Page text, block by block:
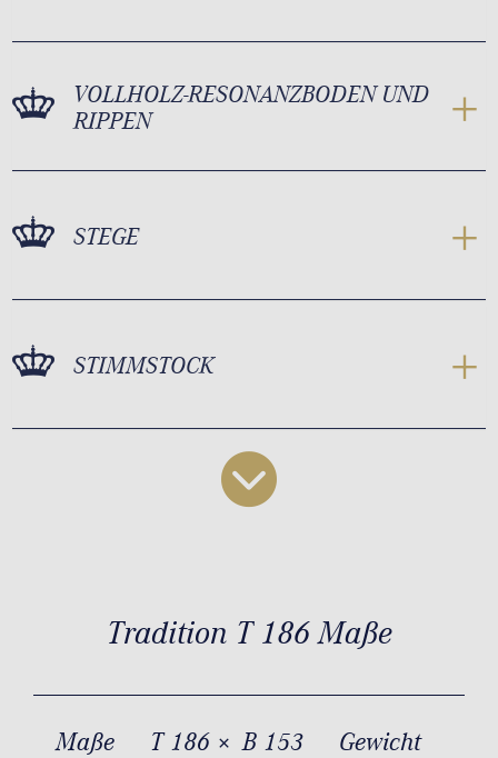
VOLLHOLZ-RESONANZBODEN UND
RIPPEN
STEGE
STIMMSTOCK
Tradition T 186 Maße
Maße T 186 × B 153
Gewicht